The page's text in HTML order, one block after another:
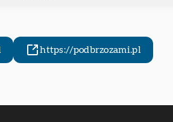
https://podbrzozami.pl